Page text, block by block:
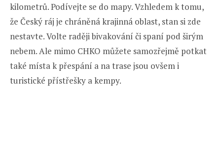
kilometrů. Podívejte se do mapy. Vzhledem k tomu,
že Český ráj je chráněná krajinná oblast, stan si zde
nestavte. Volte raději bivakování či spaní pod širým
nebem. Ale mimo CHKO můžete samozřejmě potkat
také místa k přespání a na trase jsou ovšem i
turistické přístřešky a kempy.